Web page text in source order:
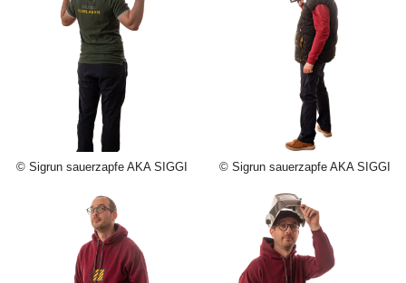
© Sigrun sauerzapfe AKA SIGGI © Sigrun sauerzapfe AKA SIGGI